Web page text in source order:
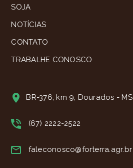
SOJA
NOTÍCIAS
CONTATO
TRABALHE CONOSCO
BR-376, km 9, Dourados - MS
(67) 2222-2522
faleconosco@forterra.agr.br